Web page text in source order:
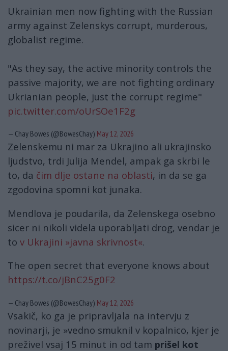
Ukrainian men now fighting with the Russian
army against Zelenskys corrupt, murderous,
globalist regime.
"As they say, the active minority controls the
passive majority, we are not fighting ordinary
Ukrianian people, just the corrupt regime"
pic.twitter.com/oUrSOe1F2g
— Chay Bowes (@BowesChay) May 12, 2026
Zelenskemu ni mar za Ukrajino ali ukrajinsko
ljudstvo, trdi Julija Mendel, ampak ga skrbi le
to, da čim dlje ostane na oblasti, in da se ga
zgodovina spomni kot junaka.
Mendlova je poudarila, da Zelenskega osebno
sicer ni nikoli videla uporabljati drog, vendar je
to v Ukrajini »javna skrivnost«.
The open secret that everyone knows about
https://t.co/jBnC25g0F2
— Chay Bowes (@BowesChay) May 12, 2026
Vsakič, ko ga je pripravljala na intervju z
novinarji, je »vedno smuknil v kopalnico, kjer je
preživel vsaj 15 minut in od tam prišel kot